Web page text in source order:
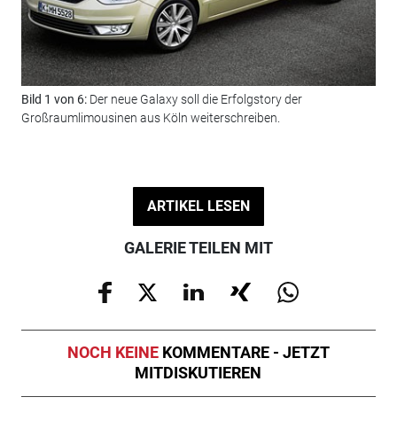
Bild 1 von 6: Der neue Galaxy soll die Erfolgstory der
Großraumlimousinen aus Köln weiterschreiben.
ARTIKEL LESEN
GALERIE TEILEN MIT
NOCH KEINE KOMMENTARE - JETZT
MITDISKUTIEREN